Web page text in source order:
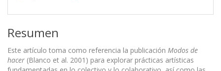
Resumen
Este artículo toma como referencia la publicación Modos de
hacer (Blanco et al. 2001) para explorar prácticas artísticas